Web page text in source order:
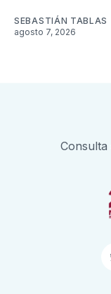
SEBASTIÁN TABLAS
agosto 7, 2026
Consulta